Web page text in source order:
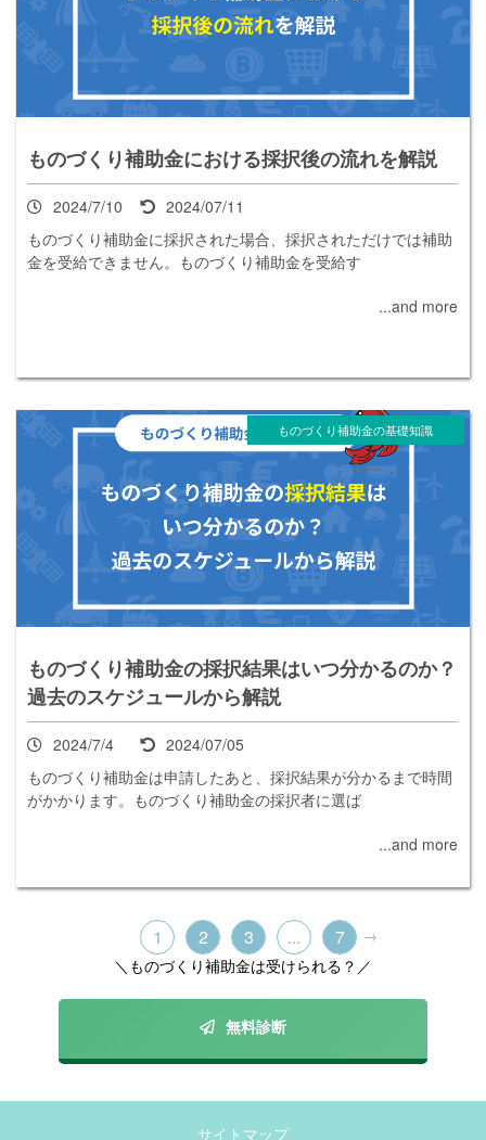
ものづくり補助金における採択後の流れを解説
2024/7/10
2024/07/11
ものづくり補助金に採択された場合、採択されただけでは補助
金を受給できません。ものづくり補助金を受給す
...and more
ものづくり補助金の基礎知識
ものづくり補助金の採択結果はいつ分かるのか？
過去のスケジュールから解説
2024/7/4
2024/07/05
ものづくり補助金は申請したあと、採択結果が分かるまで時間
がかかります。ものづくり補助金の採択者に選ば
...and more
1 2 3 ... 7
→
＼ものづくり補助金は受けられる？／
無料診断
サイトマップ